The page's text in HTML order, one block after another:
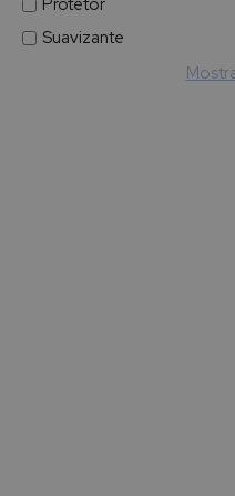
Protetor
Suavizante